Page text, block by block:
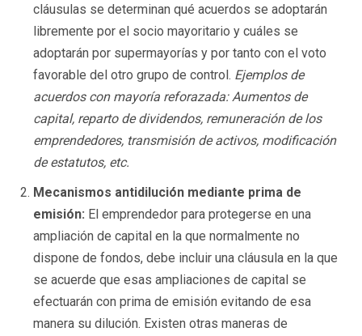
cláusulas se determinan qué acuerdos se adoptarán
libremente por el socio mayoritario y cuáles se
adoptarán por supermayorías y por tanto con el voto
favorable del otro grupo de control. Ejemplos de
acuerdos con mayoría reforazada: Aumentos de
capital, reparto de dividendos, remuneración de los
emprendedores, transmisión de activos, modificación
de estatutos, etc.
Mecanismos antidilución mediante prima de
emisión: El emprendedor para protegerse en una
ampliación de capital en la que normalmente no
dispone de fondos, debe incluir una cláusula en la que
se acuerde que esas ampliaciones de capital se
efectuarán con prima de emisión evitando de esa
manera su dilución. Existen otras maneras de